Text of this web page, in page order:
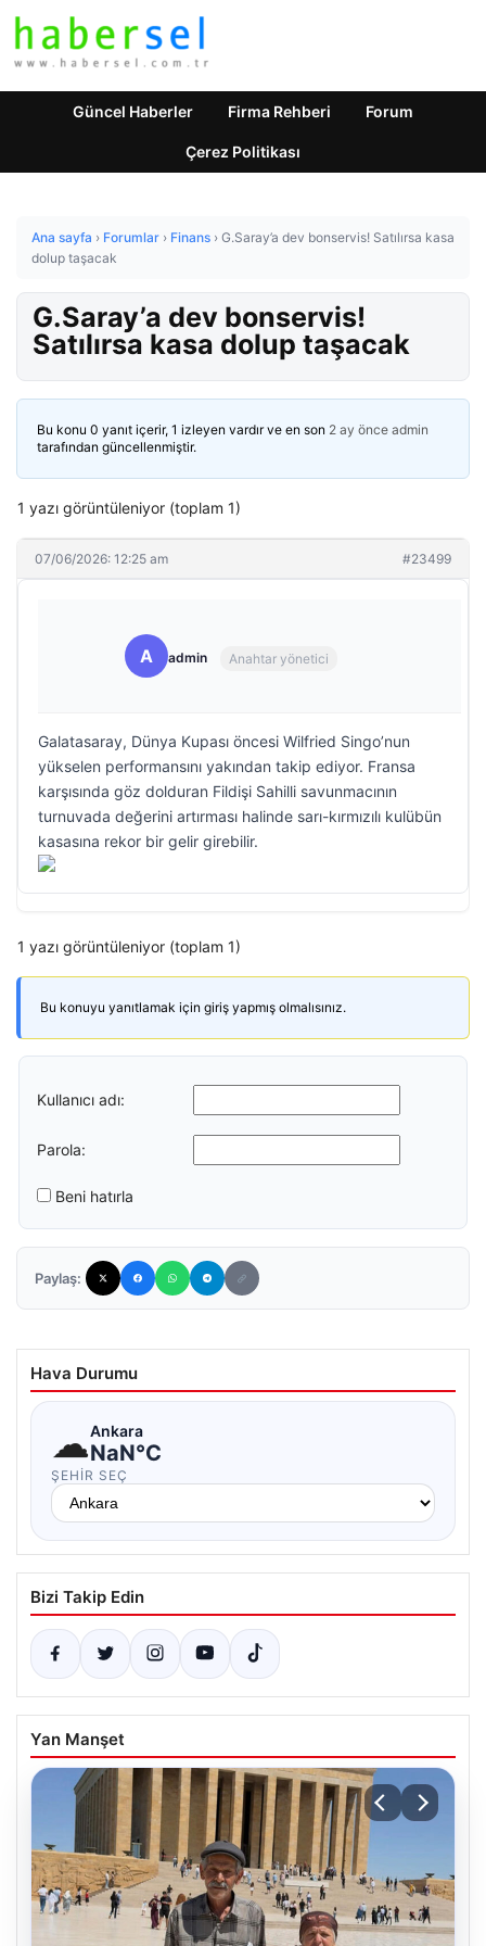
Güncel Haberler Firma Rehberi Forum
Çerez Politikası
Ana sayfa › Forumlar › Finans › G.Saray’a dev bonservis! Satılırsa kasa
dolup taşacak
G.Saray’a dev bonservis!
Satılırsa kasa dolup taşacak
Bu konu 0 yanıt içerir, 1 izleyen vardır ve en son 2 ay önce admin
tarafından güncellenmiştir.
1 yazı görüntüleniyor (toplam 1)
07/06/2026: 12:25 am #23499
A admin Anahtar yönetici
Galatasaray, Dünya Kupası öncesi Wilfried Singo’nun
yükselen performansını yakından takip ediyor. Fransa
karşısında göz dolduran Fildişi Sahilli savunmacının
turnuvada değerini artırması halinde sarı-kırmızılı kulübün
kasasına rekor bir gelir girebilir.
1 yazı görüntüleniyor (toplam 1)
Bu konuyu yanıtlamak için giriş yapmış olmalısınız.
Kullanıcı adı:
Parola:
Beni hatırla
Paylaş:
Hava Durumu
☁Ankara
NaN°C
ŞEHIR SEÇ
Bizi Takip Edin
Yan Manşet